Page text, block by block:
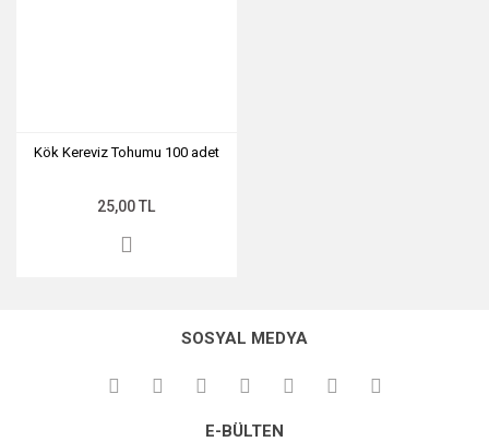
Kök Kereviz Tohumu 100 adet
25,00 TL
SOSYAL MEDYA
E-BÜLTEN